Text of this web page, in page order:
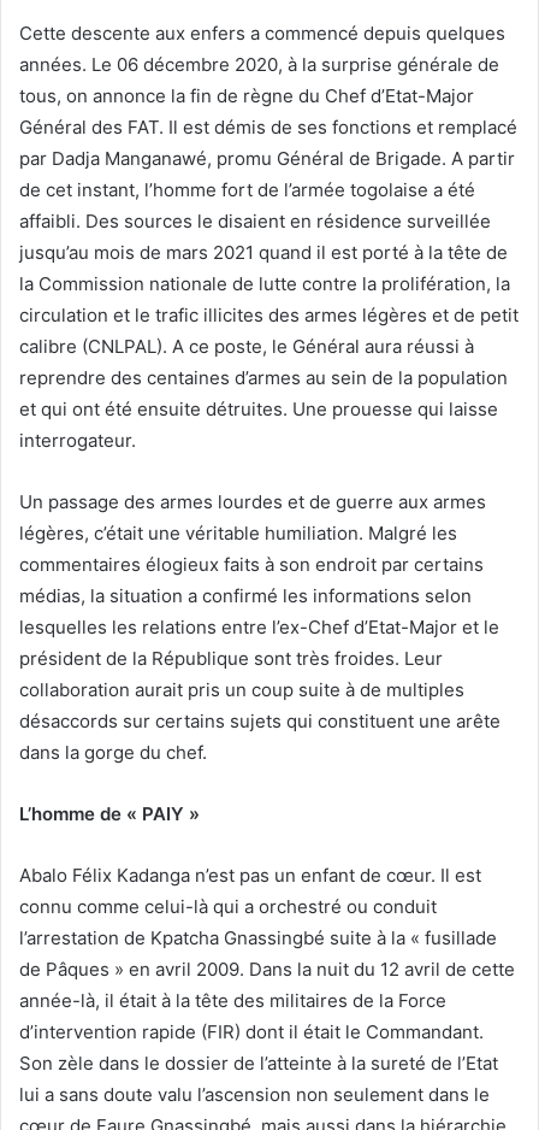
Cette descente aux enfers a commencé depuis quelques
années. Le 06 décembre 2020, à la surprise générale de
tous, on annonce la fin de règne du Chef d’Etat-Major
Général des FAT. Il est démis de ses fonctions et remplacé
par Dadja Manganawé, promu Général de Brigade. A partir
de cet instant, l’homme fort de l’armée togolaise a été
affaibli. Des sources le disaient en résidence surveillée
jusqu’au mois de mars 2021 quand il est porté à la tête de
la Commission nationale de lutte contre la prolifération, la
circulation et le trafic illicites des armes légères et de petit
calibre (CNLPAL). A ce poste, le Général aura réussi à
reprendre des centaines d’armes au sein de la population
et qui ont été ensuite détruites. Une prouesse qui laisse
interrogateur.
Un passage des armes lourdes et de guerre aux armes
légères, c’était une véritable humiliation. Malgré les
commentaires élogieux faits à son endroit par certains
médias, la situation a confirmé les informations selon
lesquelles les relations entre l’ex-Chef d’Etat-Major et le
président de la République sont très froides. Leur
collaboration aurait pris un coup suite à de multiples
désaccords sur certains sujets qui constituent une arête
dans la gorge du chef.
L’homme de « PAIY »
Abalo Félix Kadanga n’est pas un enfant de cœur. Il est
connu comme celui-là qui a orchestré ou conduit
l’arrestation de Kpatcha Gnassingbé suite à la « fusillade
de Pâques » en avril 2009. Dans la nuit du 12 avril de cette
année-là, il était à la tête des militaires de la Force
d’intervention rapide (FIR) dont il était le Commandant.
Son zèle dans le dossier de l’atteinte à la sureté de l’Etat
lui a sans doute valu l’ascension non seulement dans le